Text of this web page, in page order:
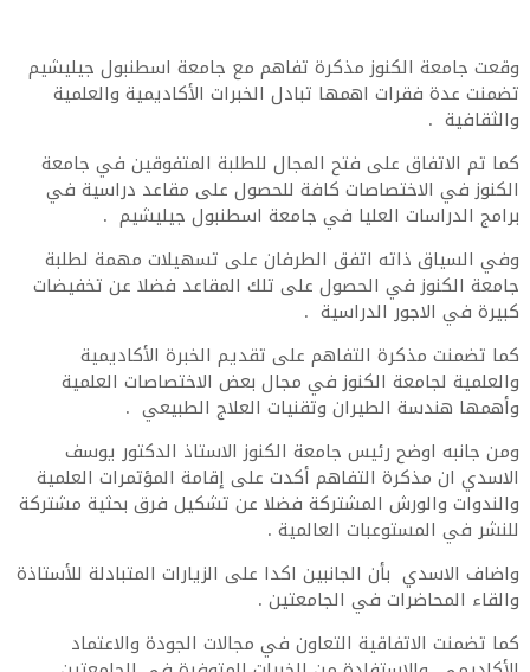
وقعت جامعة الكنوز مذكرة تفاهم مع جامعة اسطنبول جيليشيم
تضمنت عدة فقرات اهمها تبادل الخبرات الأكاديمية والعلمية
والثقافية .
كما تم الاتفاق على فتح المجال للطلبة المتفوقين في جامعة
الكنوز في الاختصاصات كافة للحصول على مقاعد دراسية في
برامج الدراسات العليا في جامعة اسطنبول جيليشيم .
وفي السياق ذاته اتفق الطرفان على تسهيلات مهمة لطلبة
جامعة الكنوز في الحصول على تلك المقاعد فضلا عن تخفيضات
كبيرة في الاجور الدراسية .
كما تضمنت مذكرة التفاهم على تقديم الخبرة الأكاديمية
والعلمية لجامعة الكنوز في مجال بعض الاختصاصات العلمية
وأهمها هندسة الطيران وتقنيات العلاج الطبيعي .
ومن جانبه اوضح رئيس جامعة الكنوز الاستاذ الدكتور يوسف
الاسدي ان مذكرة التفاهم أكدت على إقامة المؤتمرات العلمية
والندوات والورش المشتركة فضلا عن تشكيل فرق بحثية مشتركة
للنشر في المستوعبات العالمية .
واضاف الاسدي بأن الجانبين اكدا على الزيارات المتبادلة للأستاذة
والقاء المحاضرات في الجامعتين .
كما تضمنت الاتفاقية التعاون في مجالات الجودة والاعتماد